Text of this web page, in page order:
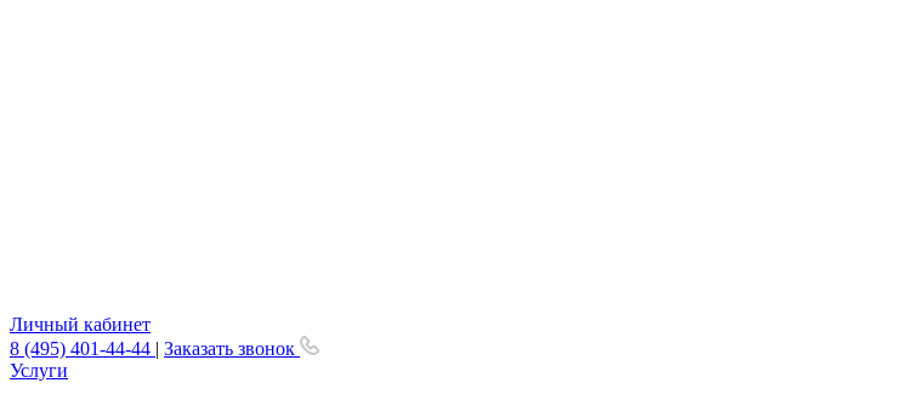
Личный кабинет
8 (495) 401-44-44 | Заказать звонок
Услуги